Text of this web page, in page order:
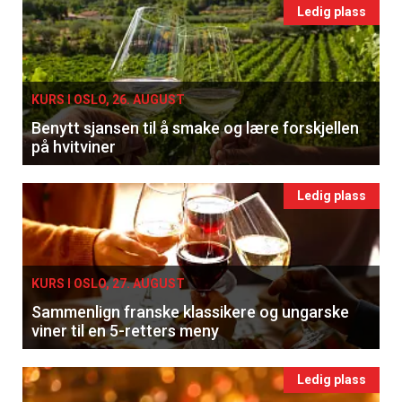
Ledig plass
KURS I OSLO, 26. AUGUST
Benytt sjansen til å smake og lære forskjellen
på hvitviner
Ledig plass
KURS I OSLO, 27. AUGUST
Sammenlign franske klassikere og ungarske
viner til en 5-retters meny
Ledig plass